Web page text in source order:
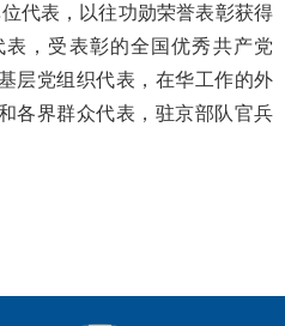
代表，以往功勋荣誉表彰获得
，受表彰的全国优秀共产党
层党组织代表，在华工作的外
各界群众代表，驻京部队官兵